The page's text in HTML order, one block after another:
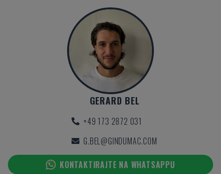
GERARD BEL
+49 173 2872 031
G.BEL@GINDUMAC.COM
KONTAKTIRAJTE NA WHATSAPPU